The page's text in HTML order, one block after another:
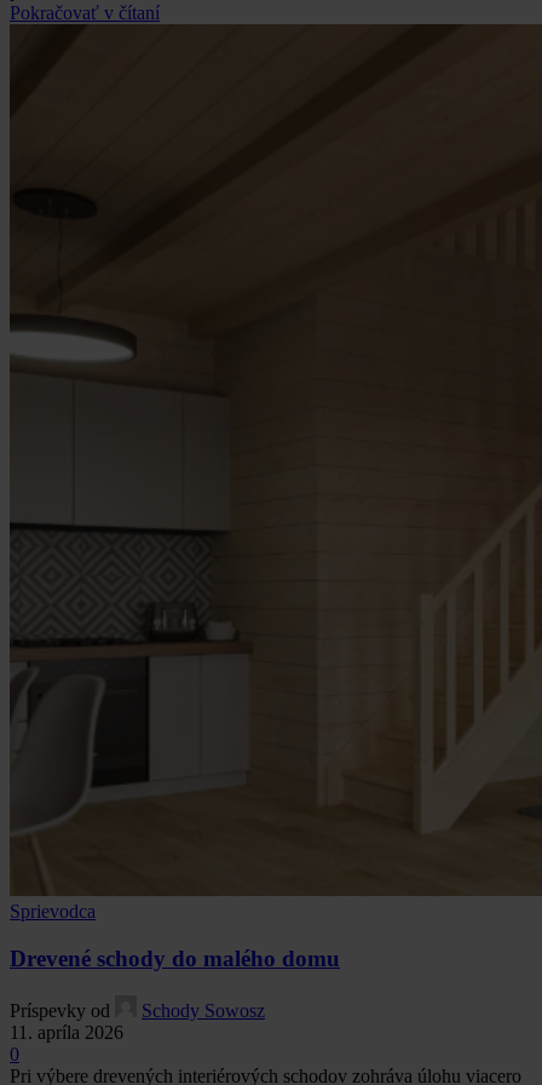
Pokračovať v čítaní
Sprievodca
Drevené schody do malého domu
Príspevky od
Schody Sowosz
11. apríla 2026
0
Pri výbere drevených interiérových schodov zohráva úlohu viacero